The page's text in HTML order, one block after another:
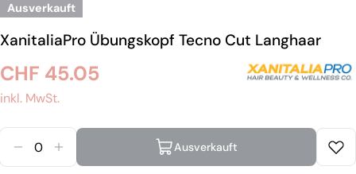
Ausverkauft
XanitaliaPro Übungskopf Tecno Cut Langhaar
Regulärer
Preis
CHF 45.05
inkl. MwSt.
Menge Für XanitaliaPro Übungskopf Tecno Cut
Menge Für XanitaliaPro Übungskopf Tecno
Ausverkauft